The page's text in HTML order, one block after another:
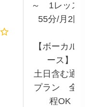
～ 1レッス
55分/月2回
【ボーカル
ース】
土日含む通
プラン 全
程OK